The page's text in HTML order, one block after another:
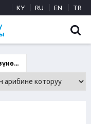
KY RU EN TR